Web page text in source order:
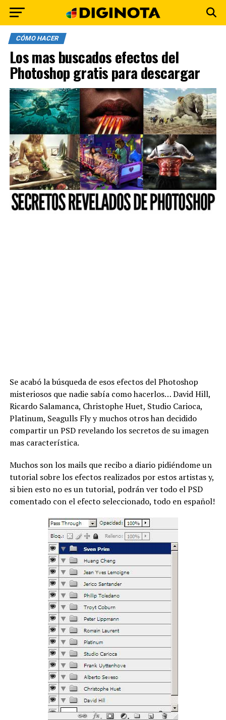
CÓMO HACER
Los mas buscados efectos del
Photoshop gratis para descargar
Se acabó la búsqueda de esos efectos del Photoshop
misteriosos que nadie sabía como hacerlos… David Hill,
Ricardo Salamanca, Christophe Huet, Studio Carioca,
Platinum, Seagulls Fly y muchos otros han decidido
compartir un PSD revelando los secretos de su imagen
mas característica.
Muchos son los mails que recibo a diario pidiéndome un
tutorial sobre los efectos realizados por estos artistas y,
si bien esto no es un tutorial, podrán ver todo el PSD
comentado con el efecto seleccionado, todo en español!